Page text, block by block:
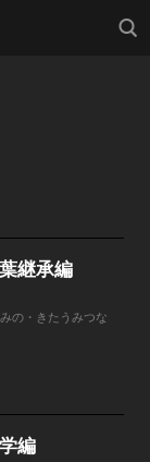
検索
継承編
の・きたうみつな
編